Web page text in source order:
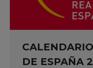
DE ESPAÑA